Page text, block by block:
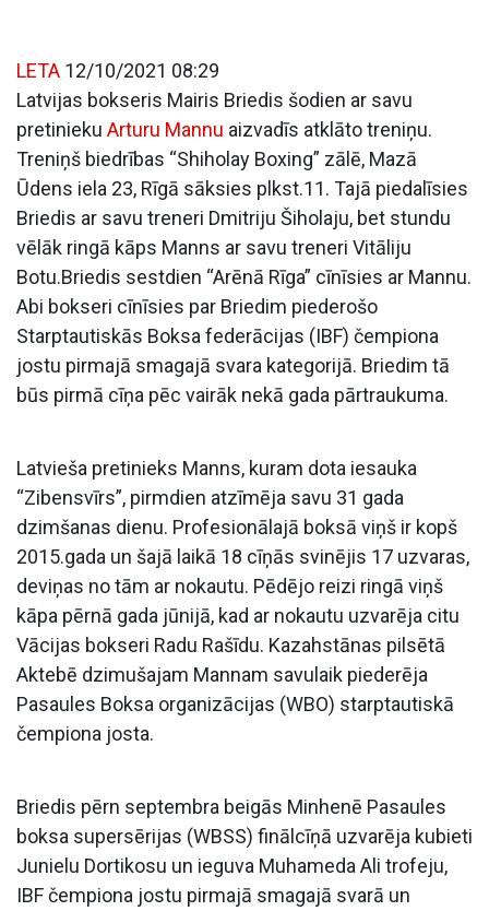
LETA 12/10/2021 08:29
Latvijas bokseris Mairis Briedis šodien ar savu
pretinieku Arturu Mannu aizvadīs atklāto treniņu.
Treniņš biedrības “Shiholay Boxing” zālē, Mazā
Ūdens iela 23, Rīgā sāksies plkst.11. Tajā piedalīsies
Briedis ar savu treneri Dmitriju Šiholaju, bet stundu
vēlāk ringā kāps Manns ar savu treneri Vitāliju
Botu.Briedis sestdien “Arēnā Rīga” cīnīsies ar Mannu.
Abi bokseri cīnīsies par Briedim piederošo
Starptautiskās Boksa federācijas (IBF) čempiona
jostu pirmajā smagajā svara kategorijā. Briedim tā
būs pirmā cīņa pēc vairāk nekā gada pārtraukuma.
Latvieša pretinieks Manns, kuram dota iesauka
“Zibensvīrs”, pirmdien atzīmēja savu 31 gada
dzimšanas dienu. Profesionālajā boksā viņš ir kopš
2015.gada un šajā laikā 18 cīņās svinējis 17 uzvaras,
deviņas no tām ar nokautu. Pēdējo reizi ringā viņš
kāpa pērnā gada jūnijā, kad ar nokautu uzvarēja citu
Vācijas bokseri Radu Rašīdu. Kazahstānas pilsētā
Aktebē dzimušajam Mannam savulaik piederēja
Pasaules Boksa organizācijas (WBO) starptautiskā
čempiona josta.
Briedis pērn septembra beigās Minhenē Pasaules
boksa supersērijas (WBSS) finālcīņā uzvarēja kubieti
Junielu Dortikosu un ieguva Muhameda Ali trofeju,
IBF čempiona jostu pirmajā smagajā svarā un